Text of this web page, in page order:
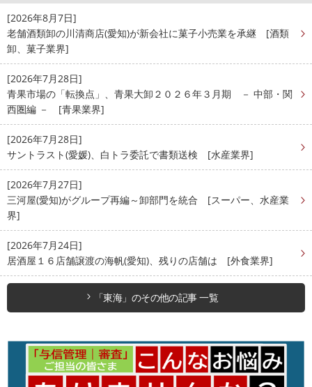
[2026年8月7日]
老舗酒類卸の川清商店(愛知)が新会社に菓子小売業を承継 [酒類
卸、菓子業界]
[2026年7月28日]
青果市場の「転換点」、青果大卸２０２６年３月期 － 中部・関
西圏編 － [青果業界]
[2026年7月28日]
サントラスト(愛媛)、白トラ委託で書類送検 [水産業界]
[2026年7月27日]
三河屋(愛知)がグループ再編～卸部門を統合 [スーパー、水産業
界]
[2026年7月24日]
居酒屋１６店舗譲渡の海帆(愛知)、残りの店舗は [外食業界]
「東海」のその他の記事 一覧